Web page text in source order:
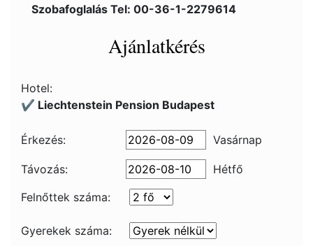
Szobafoglalás Tel: 00-36-1-2279614
Ajánlatkérés
Hotel:
✔️ Liechtenstein Pension Budapest
Érkezés: Vasárnap
Távozás:
Hétfő
Felnőttek száma:
Gyerekek száma: